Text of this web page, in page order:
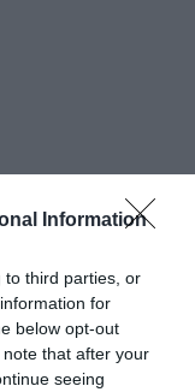
Information
to third parties, or
for
below opt-out
that after your
seeing